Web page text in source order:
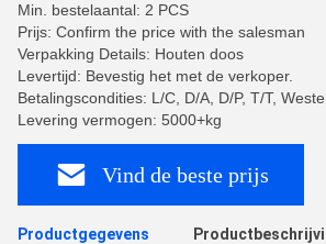
Min. bestelaantal: 2 PCS
Prijs: Confirm the price with the salesman
Verpakking Details: Houten doos
Levertijd: Bevestig het met de verkoper.
Betalingscondities: L/C, D/A, D/P, T/T,
Levering vermogen: 5000+kg
Vind de beste prijs
Productgegevens